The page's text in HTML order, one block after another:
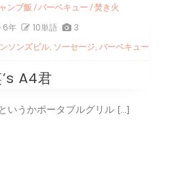
ンプ飯 /バーベキュー/焚き火
6年 10単語 3
ソンズビル, ソーセージ, バーベキュー
A4君
いうかポータブルグリル […]